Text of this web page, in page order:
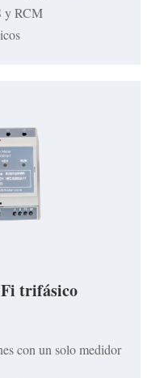
y RCM
trifásico
con un solo medidor